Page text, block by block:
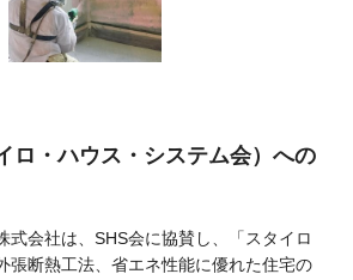
ロ・ハウス・システム会）への
式会社は、SHS会に協賛し、「スタイロ
張断熱工法、省エネ性能に優れた住宅の